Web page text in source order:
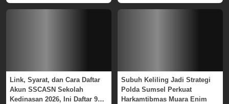
Link, Syarat, dan Cara Daftar
Akun SSCASN Sekolah
Kedinasan 2026, Ini Daftar 9
Subuh Keliling Jadi Strategi
Polda Sumsel Perkuat
Harkamtibmas Muara Enim